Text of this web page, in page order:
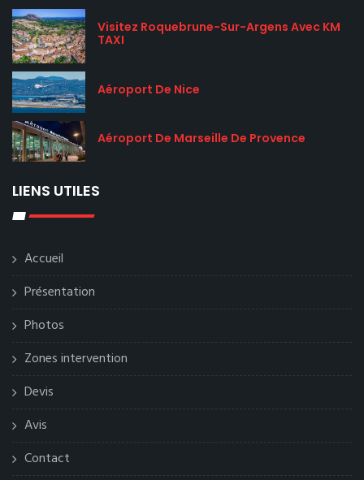
Visitez Roquebrune-Sur-Argens Avec KM
TAXI
Aéroport De Nice
Aéroport De Marseille De Provence
LIENS UTILES
Accueil
Présentation
Photos
Zones intervention
Devis
Avis
Contact